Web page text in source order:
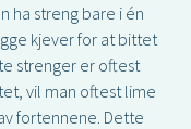
ha streng bare i én
kjever for at bittet
strenger er oftest
vil man oftest lime
fortennene. Dette